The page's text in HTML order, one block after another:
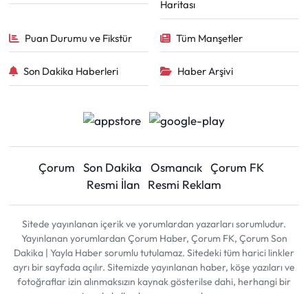
Haritası
Puan Durumu ve Fikstür Tüm Manşetler
Son Dakika Haberleri Haber Arşivi
Çorum Son Dakika Osmancık Çorum FK
Resmi İlan
Resmi Reklam
Sitede yayınlanan içerik ve yorumlardan yazarları sorumludur.
Yayınlanan yorumlardan Çorum Haber, Çorum FK, Çorum Son
Dakika | Yayla Haber sorumlu tutulamaz. Sitedeki tüm harici linkler
ayrı bir sayfada açılır. Sitemizde yayınlanan haber, köşe yazıları ve
fotoğraflar izin alınmaksızın kaynak gösterilse dahi, herhangi bir